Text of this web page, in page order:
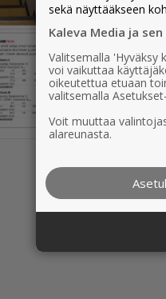
sekä näyttääkseen
Kaleva Media ja
Valitsemalla 'Hyväksy
voi vaikuttaa
oikeutettua etuaan
valitsemalla
Voit muuttaa
alareunasta.